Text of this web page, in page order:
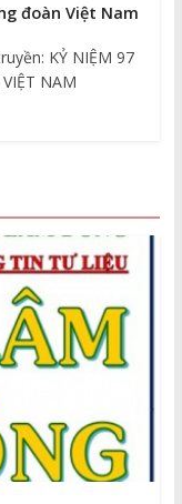
đoàn Việt Nam
KỶ NIỆM 97
NAM